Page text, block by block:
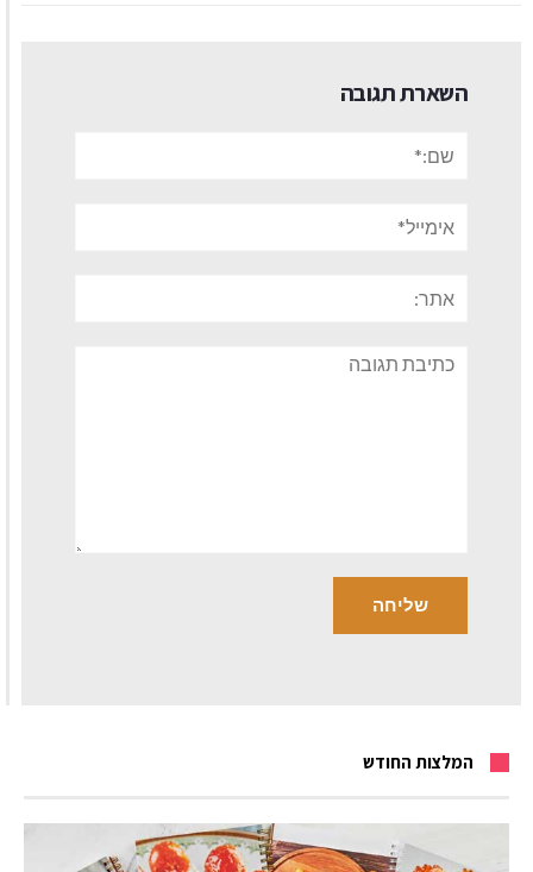
השארת תגובה
תגובה
המלצות החודש